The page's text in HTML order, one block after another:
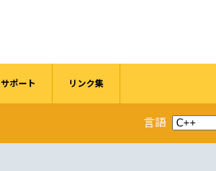
サポート リンク集
言語